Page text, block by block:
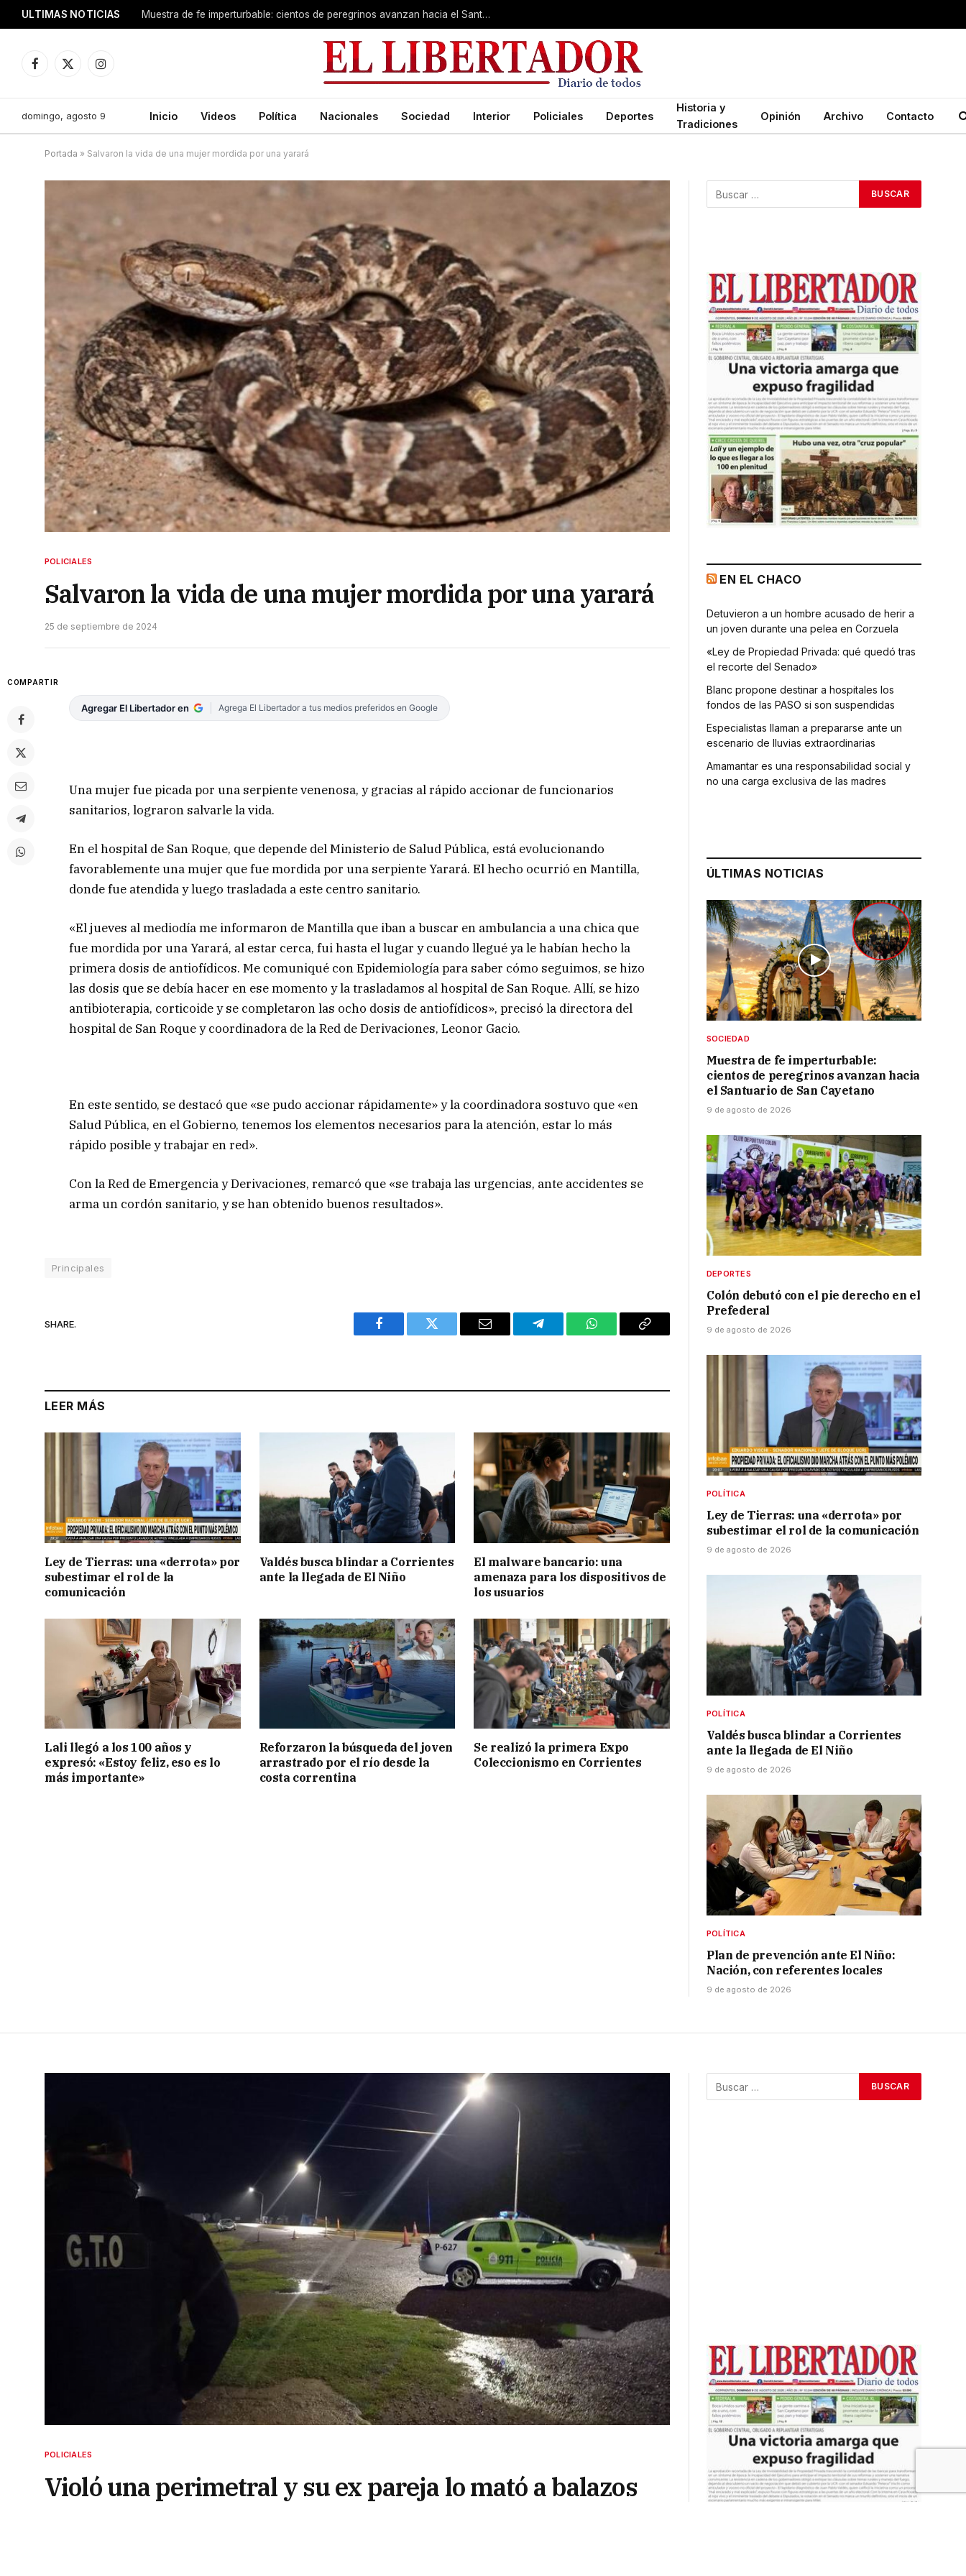
ULTIMAS NOTICIAS Muestra de fe imperturbable: cientos de peregrinos avanzan hacia el Santuario de San Cayetano
Facebook
X
Instagram
domingo, agosto 9 Inicio Videos Política Nacionales Sociedad Interior Policiales Deportes
Historia y
Tradiciones
Opinión Archivo Contacto
Portada » Salvaron la vida de una mujer mordida por una yarará
POLICIALES
Salvaron la vida de una mujer mordida por una yarará
25 de septiembre de 2024
COMPARTIR
Agregar El Libertador en Agrega El Libertador a tus medios preferidos en Google
Una mujer fue picada por una serpiente venenosa, y gracias al rápido accionar de funcionarios
sanitarios, lograron salvarle la vida.
En el hospital de San Roque, que depende del Ministerio de Salud Pública, está evolucionando
favorablemente una mujer que fue mordida por una serpiente Yarará. El hecho ocurrió en Mantilla,
donde fue atendida y luego trasladada a este centro sanitario.
«El jueves al mediodía me informaron de Mantilla que iban a buscar en ambulancia a una chica que
fue mordida por una Yarará, al estar cerca, fui hasta el lugar y cuando llegué ya le habían hecho la
primera dosis de antiofídicos. Me comuniqué con Epidemiología para saber cómo seguimos, se hizo
las dosis que se debía hacer en ese momento y la trasladamos al hospital de San Roque. Allí, se hizo
antibioterapia, corticoide y se completaron las ocho dosis de antiofídicos», precisó la directora del
hospital de San Roque y coordinadora de la Red de Derivaciones, Leonor Gacio.
En este sentido, se destacó que «se pudo accionar rápidamente» y la coordinadora sostuvo que «en
Salud Pública, en el Gobierno, tenemos los elementos necesarios para la atención, estar lo más
rápido posible y trabajar en red».
Con la Red de Emergencia y Derivaciones, remarcó que «se trabaja las urgencias, ante accidentes se
arma un cordón sanitario, y se han obtenido buenos resultados».
Principales
SHARE.
Facebook Twitter Email Telegram WhatsAppCopy
LEER MÁS
Ley de Tierras: una «derrota» por
subestimar el rol de la
comunicación
Valdés busca blindar a Corrientes
ante la llegada de El Niño
El malware bancario: una
amenaza para los dispositivos de
los usuarios
Lali llegó a los 100 años y
expresó: «Estoy feliz, eso es lo
más importante»
Reforzaron la búsqueda del joven
arrastrado por el río desde la
costa correntina
Se realizó la primera Expo
Coleccionismo en Corrientes
EN EL CHACO
Detuvieron a un hombre acusado de herir a
un joven durante una pelea en Corzuela
«Ley de Propiedad Privada: qué quedó tras
el recorte del Senado»
Blanc propone destinar a hospitales los
fondos de las PASO si son suspendidas
Especialistas llaman a prepararse ante un
escenario de lluvias extraordinarias
Amamantar es una responsabilidad social y
no una carga exclusiva de las madres
ÚLTIMAS NOTICIAS
SOCIEDAD
Muestra de fe imperturbable:
cientos de peregrinos avanzan hacia
el Santuario de San Cayetano
9 de agosto de 2026
DEPORTES
Colón debutó con el pie derecho en el
Prefederal
9 de agosto de 2026
POLÍTICA
Ley de Tierras: una «derrota» por
subestimar el rol de la comunicación
9 de agosto de 2026
POLÍTICA
Valdés busca blindar a Corrientes
ante la llegada de El Niño
9 de agosto de 2026
POLÍTICA
Plan de prevención ante El Niño:
Nación, con referentes locales
9 de agosto de 2026
POLICIALES
Violó una perimetral y su ex pareja lo mató a balazos